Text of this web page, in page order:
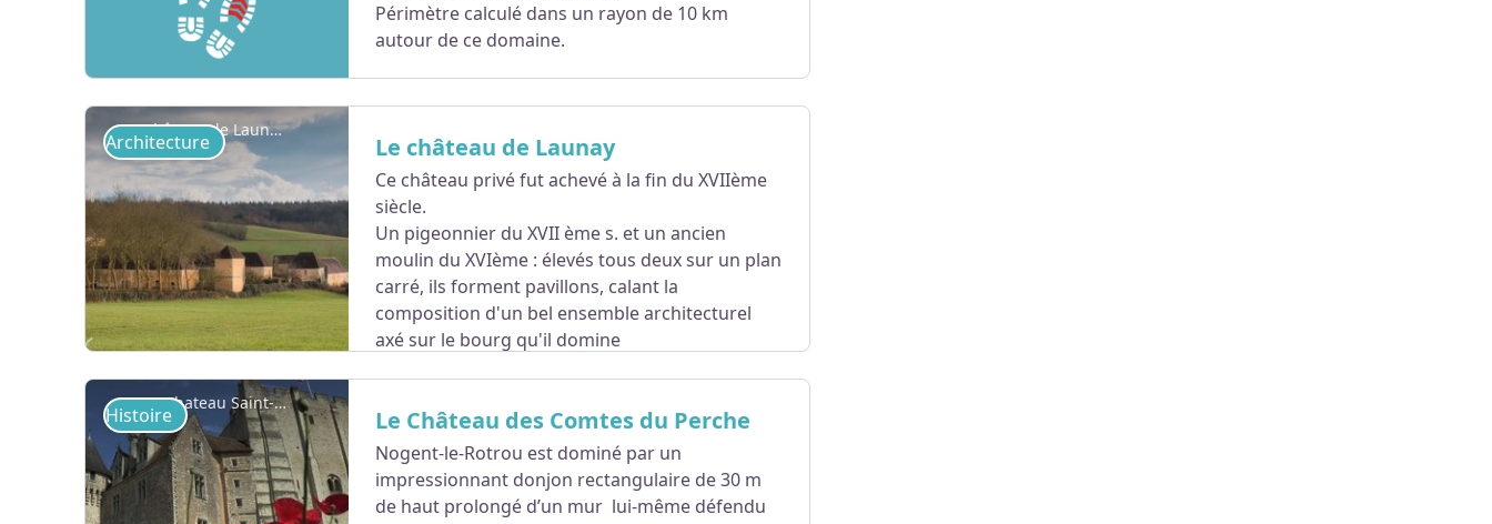
Voir l'image en plein écran
Périmètre calculé dans un rayon de 10 km
autour de ce domaine.
Château de Launay (privé, ne se visite pas)
Voir l'image en plein écran
Architecture Le château de Launay
Ce château privé fut achevé à la fin du XVIIème
siècle.
Un pigeonnier du XVII ème s. et un ancien
moulin du XVIème : élevés tous deux sur un plan
carré, ils forment pavillons, calant la
composition d'un bel ensemble architecturel
axé sur le bourg qu'il domine
Le Chateau Saint-Jean - OT du Perche
Histoire Le Château des Comtes du Perche
Nogent-le-Rotrou est dominé par un
impressionnant donjon rectangulaire de 30 m
de haut prolongé d’un mur lui-même défendu